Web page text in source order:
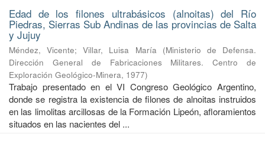
Edad de los filones ultrabásicos (alnoitas) del Río
Piedras, Sierras Sub Andinas de las provincias de Salta
y Jujuy
Méndez, Vicente;Villar, Luisa María (Ministerio de Defensa.
Dirección General de Fabricaciones Militares. Centro de
Exploración Geológico-Minera, 1977)
Trabajo presentado en el VI Congreso Geológico Argentino,
donde se registra la existencia de filones de alnoitas instruidos
en las limolitas arcillosas de la Formación Lipeón, afloramientos
situados en las nacientes del ...